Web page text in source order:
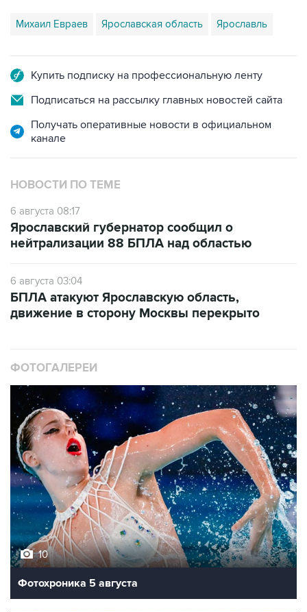
Михаил Евраев Ярославская область Ярославль
Купить подписку на профессиональную ленту
Подписаться на рассылку главных новостей сайта
Получать оперативные новости в официальном
канале
НОВОСТИ ПО ТЕМЕ
6 августа 08:17
Ярославский губернатор сообщил о
нейтрализации 88 БПЛА над областью
6 августа 03:04
БПЛА атакуют Ярославскую область,
движение в сторону Москвы перекрыто
ФОТОГАЛЕРЕИ
10
Фотохроника 5 августа